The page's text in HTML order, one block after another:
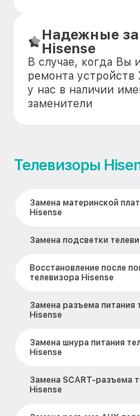
Надежные
Hisense
В случае, когда Вы
ремонта
у нас в наличии
заменители
Телевизоры
Замена материнской
Hisense
Замена подсветки
Восстановление после
телевизора Hisense
Замена разъема питания
Hisense
Замена шнура питания
Hisense
Замена SCART-разъема
Hisense